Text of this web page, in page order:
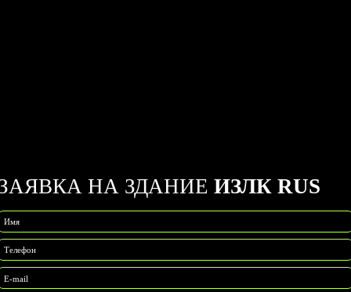
НА ЗДАНИЕ ИЗЛК RUS
Имя
Телефон
E-mail